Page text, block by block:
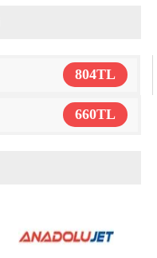
804TL
660TL